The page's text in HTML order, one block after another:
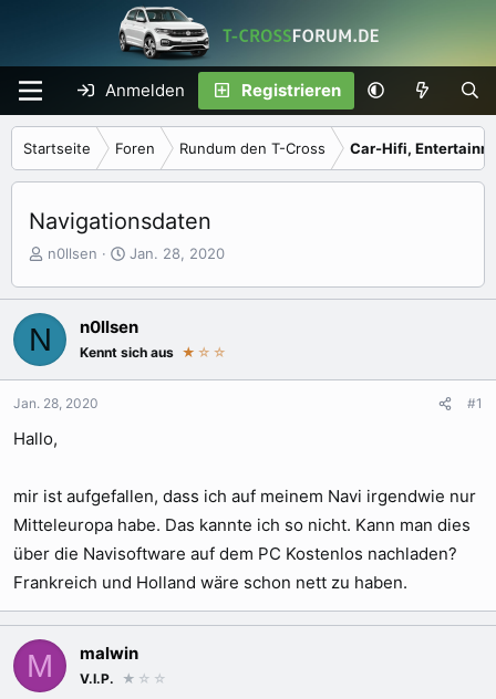
Anmelden Registrieren
Startseite Foren Rundum den T-Cross Car-Hifi,
Navigationsdaten
E
t
l
e
n0llsen
E
e
l
l
Jan. 28, 2020
N n0llsen
Kennt sich aus ★ ☆☆
Jan. 28, 2020 #1
Hallo,
mir ist aufgefallen, dass ich auf meinem Navi irgendwie nur
Mitteleuropa habe. Das kannte ich so nicht. Kann man dies
über die Navisoftware auf dem PC Kostenlos nachladen?
Frankreich und Holland wäre schon nett zu haben.
M malwin
V.I.P. ★ ☆☆